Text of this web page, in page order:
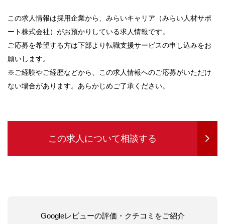
この求人情報は採用企業から、みらいキャリア（みらい人材サポ
ート株式会社）がお預かりしている求人情報です。
ご応募を希望する方は下部より転職支援サービスの申し込みをお
願いします。
※ご経験やご経歴などから、この求人情報へのご応募がいただけ
ない場合があります。あらかじめご了承ください。
この求人について相談する
Googleレビューの評価・クチコミをご紹介